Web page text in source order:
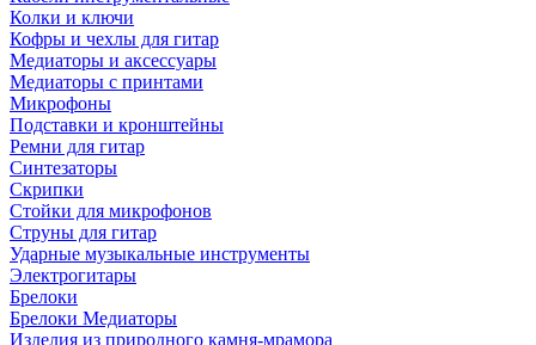
Колки и ключи
Кофры и чехлы для гитар
Медиаторы и аксессуары
Медиаторы с принтами
Микрофоны
Подставки и кронштейны
Ремни для гитар
Синтезаторы
Скрипки
Стойки для микрофонов
Струны для гитар
Ударные музыкальные инструменты
Электрогитары
Брелоки
Брелоки Медиаторы
Изделия из природного камня-мрамора